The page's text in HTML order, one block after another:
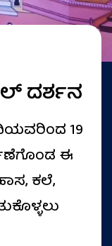
ದರ್ಶನ
19
ಈ
ಕಲೆ,